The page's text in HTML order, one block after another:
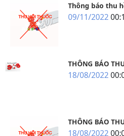
Thông báo thu
09/11/2022
THÔNG BÁO
18/08/2022
THÔNG BÁO
18/08/2022